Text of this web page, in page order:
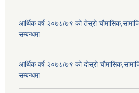
आर्थिक वर्ष २०७८/७९ को तेस्रो
सम्बन्धमा
आर्थिक वर्ष २०७८/७९ को दोस्रो
सम्बन्धमा